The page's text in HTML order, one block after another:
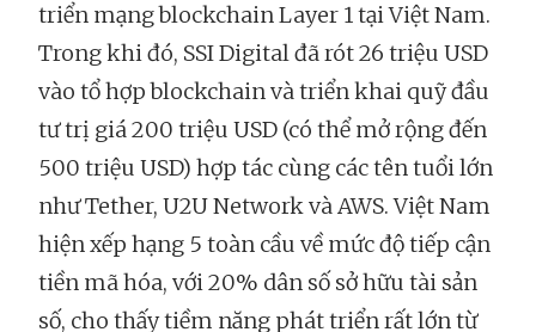
triển mạng blockchain Layer 1 tại Việt Nam.
Trong khi đó, SSI Digital đã rót 26 triệu USD
vào tổ hợp blockchain và triển khai quỹ đầu
tư trị giá 200 triệu USD (có thể mở rộng đến
500 triệu USD) hợp tác cùng các tên tuổi lớn
như Tether, U2U Network và AWS. Việt Nam
hiện xếp hạng 5 toàn cầu về mức độ tiếp cận
tiền mã hóa, với 20% dân số sở hữu tài sản
số, cho thấy tiềm năng phát triển rất lớn từ